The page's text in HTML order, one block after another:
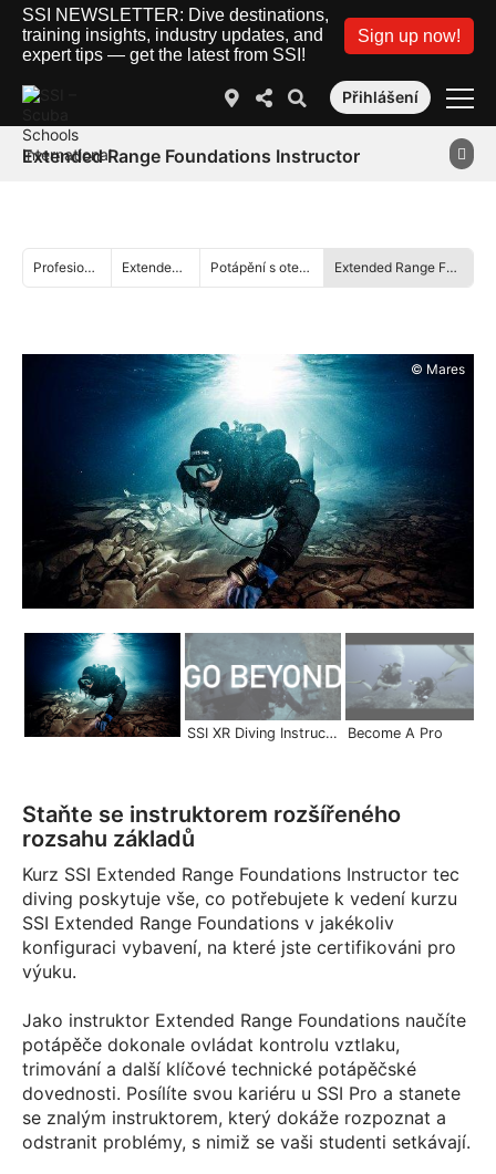
SSI NEWSLETTER: Dive destinations,
training insights, industry updates, and
expert tips — get the latest from SSI!
Sign up now!
Přihlášení
Extended Range Foundations Instructor
Profesionál Extended Range Potápění s otevřeným okruhem Extended Range Foundations Instructor
© Mares
SSI XR Diving Instructor | Become a Pro Become A Pro
Staňte se instruktorem rozšířeného
rozsahu základů
Kurz SSI Extended Range Foundations Instructor tec
diving poskytuje vše, co potřebujete k vedení kurzu
SSI Extended Range Foundations v jakékoliv
konfiguraci vybavení, na které jste certifikováni pro
výuku.
Jako instruktor Extended Range Foundations naučíte
potápěče dokonale ovládat kontrolu vztlaku,
trimování a další klíčové technické potápěčské
dovednosti. Posílíte svou kariéru u SSI Pro a stanete
se znalým instruktorem, který dokáže rozpoznat a
odstranit problémy, s nimiž se vaši studenti setkávají.